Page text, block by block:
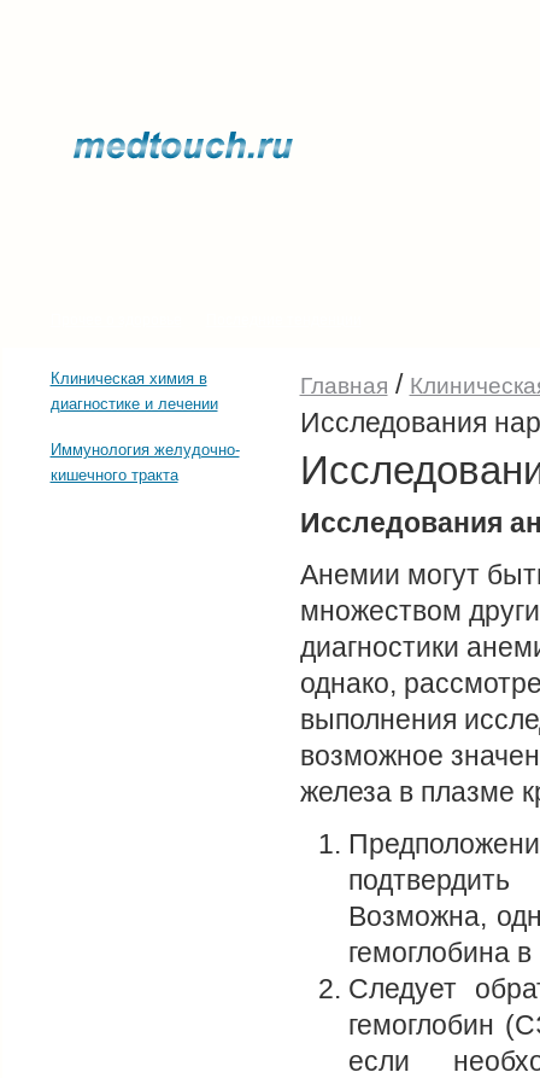
Клиническая химия в
диагностике и лечении
Иммунология желудочно-
кишечного тракта
Главная /
Исследования
Исследования
Анемии могут
множеством
диагностики
однако,
выполнения
возможное
железа в плазме
Возможна,
гемоглобина
Следует
гемоглобин
если